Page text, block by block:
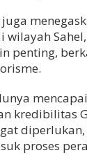
penting,
kredibilitas
proses